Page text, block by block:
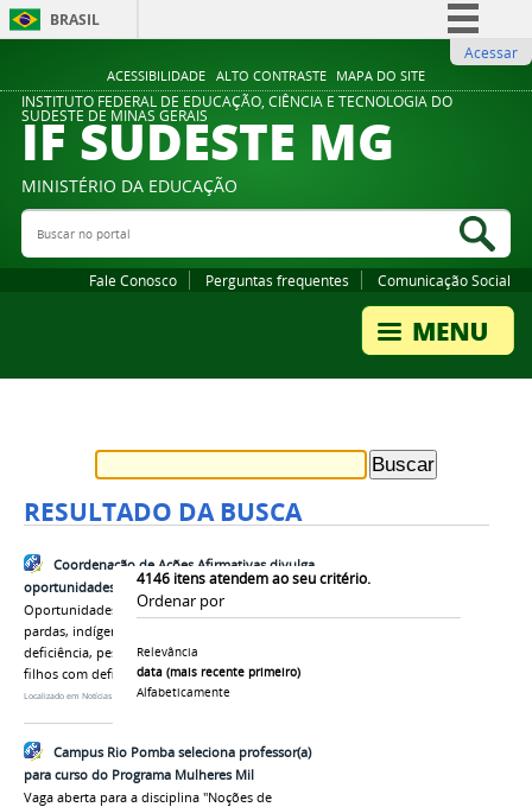
ACESSIBILIDADE ALTO CONTRASTE MAPA DO SITE
BRASIL
Comunica BR
Participe
Legislação
Acessar
INSTITUTO FEDERAL DE EDUCAÇÃO, CIÊNCIA E TECNOLOGIA DO
SUDESTE DE MINAS GERAIS
IF SUDESTE MG
MINISTÉRIO DA EDUCAÇÃO
Buscar no portal
Fale Conosco Perguntas frequentes Comunicação Social
RESULTADO DA BUSCA
4146itens atendem ao seu critério.
Ordenar por
Relevância
data (mais recente primeiro)
Alfabeticamente
Coordenação de Ações Afirmativas divulga
oportunidades de emprego e formação acadêmica
Oportunidades contemplam pessoas pretas e
pardas, indígenas, quilombolas, pessoas com
deficiência, pessoas trans e travestis e mães de
filhos com deficiência
Localizado em Notícias 2026 /8
Campus Rio Pomba seleciona professor(a)
para curso do Programa Mulheres Mil
Vaga aberta para a disciplina "Noções de